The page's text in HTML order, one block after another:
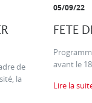
de
la
05/09/22
FETE
avant le
Lire la